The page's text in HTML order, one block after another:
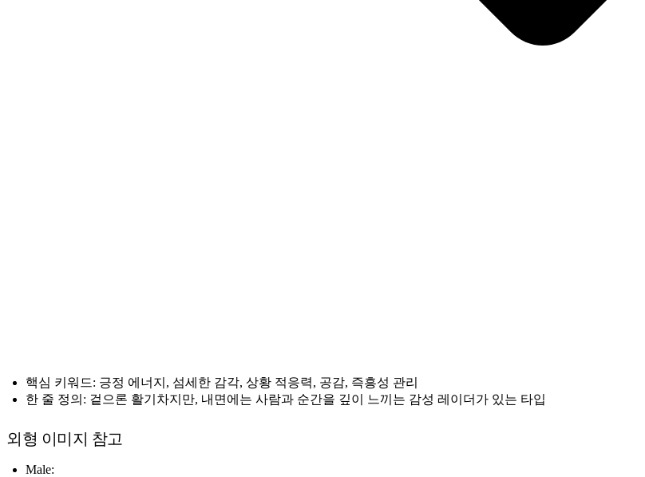
핵심 키워드: 긍정 에너지, 섬세한 감각, 상황 적응력, 공감, 즉흥성 관리
한 줄 정의: 겉으론 활기차지만, 내면에는 사람과 순간을 깊이 느끼는 감성 레이더가 있는 타입
외형 이미지 참고
Male: